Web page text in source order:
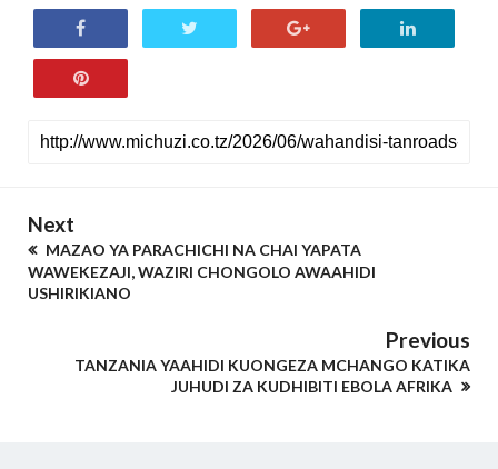
Next
MAZAO YA PARACHICHI NA CHAI YAPATA
WAWEKEZAJI, WAZIRI CHONGOLO AWAAHIDI
USHIRIKIANO
Previous
TANZANIA YAAHIDI KUONGEZA MCHANGO KATIKA
JUHUDI ZA KUDHIBITI EBOLA AFRIKA